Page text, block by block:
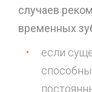
случаев
временных
если